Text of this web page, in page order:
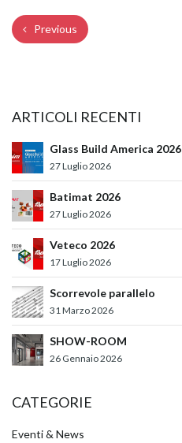
Previous
ARTICOLI RECENTI
Glass Build America 2026
27 Luglio 2026
Batimat 2026
27 Luglio 2026
Veteco 2026
17 Luglio 2026
Scorrevole parallelo
31 Marzo 2026
SHOW-ROOM
26 Gennaio 2026
CATEGORIE
Eventi & News